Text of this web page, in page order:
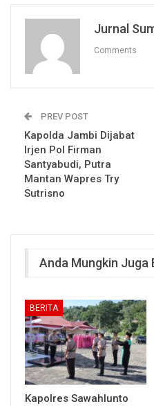
Jurnal
Comments
PREV POST
Kapolda Jambi Dijabat
Irjen Pol Firman
Santyabudi, Putra
Mantan Wapres Try
Sutrisno
Anda Mungkin Juga
BERITA
Kapolres Sawahlunto